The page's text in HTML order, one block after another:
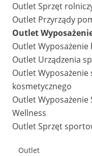
Outlet Sprzęt
Outlet Przyrządy
Outlet
Outlet Wyposażenie
Outlet Urządzenia
Outlet Wyposażenie
kosmetycznego
Outlet Wyposażenie
Wellness
Outlet Sprzęt
Outlet